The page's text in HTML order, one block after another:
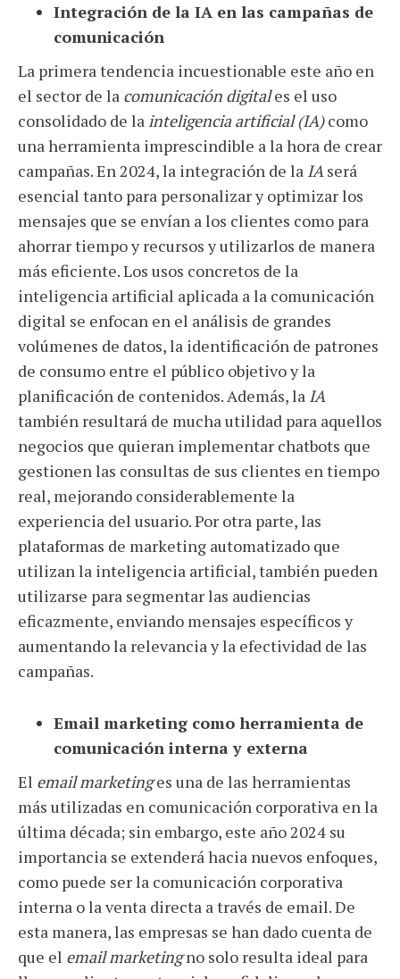
Integración de la IA en las campañas de
comunicación
La primera tendencia incuestionable este año en
el sector de la comunicación digitales el uso
consolidado de la inteligencia artificial (IA)como
una herramienta imprescindible a la hora de crear
campañas. En 2024, la integración de la IAserá
esencial tanto para personalizar y optimizar los
mensajes que se envían a los clientes como para
ahorrar tiempo y recursos y utilizarlos de manera
más eficiente. Los usos concretos de la
inteligencia artificial aplicada a la comunicación
digital se enfocan en el análisis de grandes
volúmenes de datos, la identificación de patrones
de consumo entre el público objetivo y la
planificación de contenidos. Además, la IA
también resultará de mucha utilidad para aquellos
negocios que quieran implementar chatbots que
gestionen las consultas de sus clientes en tiempo
real, mejorando considerablemente la
experiencia del usuario. Por otra parte, las
plataformas de marketing automatizado que
utilizan la inteligencia artificial, también pueden
utilizarse para segmentar las audiencias
eficazmente, enviando mensajes específicos y
aumentando la relevancia y la efectividad de las
campañas.
Email marketing como herramienta de
comunicación interna y externa
El email marketinges una de las herramientas
más utilizadas en comunicación corporativa en la
última década; sin embargo, este año 2024 su
importancia se extenderá hacia nuevos enfoques,
como puede ser la comunicación corporativa
interna o la venta directa a través de email. De
esta manera, las empresas se han dado cuenta de
que el email marketingno solo resulta ideal para